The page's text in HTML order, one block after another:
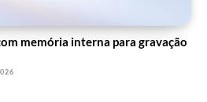
memória interna para gravação